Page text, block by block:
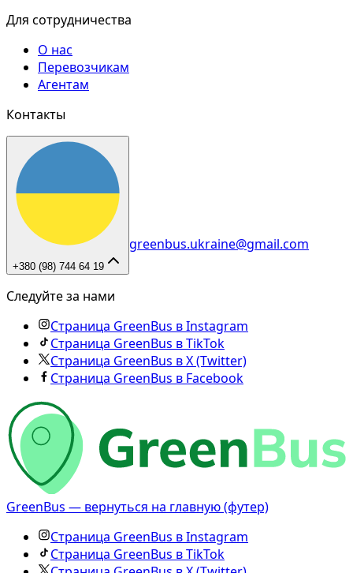
Для сотрудничества
О нас
Перевозчикам
Агентам
Контакты
+380 (98) 744 64 19
greenbus.ukraine@gmail.com
Следуйте за нами
Страница GreenBus в Instagram
Страница GreenBus в TikTok
Страница GreenBus в X (Twitter)
Страница GreenBus в Facebook
GreenBus — вернуться на главную (футер)
Страница GreenBus в Instagram
Страница GreenBus в TikTok